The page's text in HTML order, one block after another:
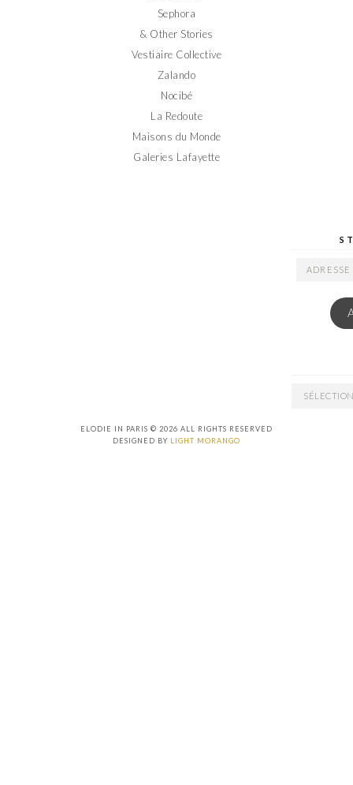
Sephora
& Other Stories
Vestiaire Collective
Zalando
Nocibé
La Redoute
Maisons du Monde
Galeries Lafayette
ADRESSE
ARCHIVES
ELODIE IN PARIS © 2026 ALL RIGHTS RESERVED
DESIGNED BY LIGHT MORANGO